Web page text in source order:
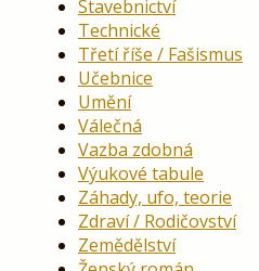
Stavebnictví
Technické
Třetí říše / Fašismus
Učebnice
Umění
Válečná
Vazba zdobná
Výukové tabule
Záhady, ufo, teorie
Zdraví / Rodičovství
Zemědělství